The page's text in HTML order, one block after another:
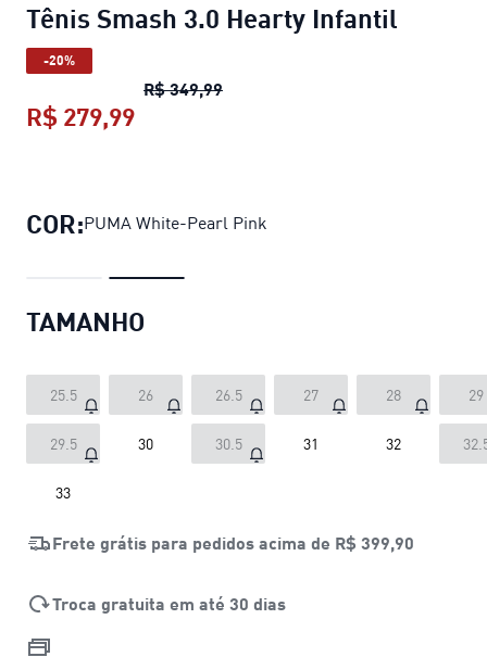
Tênis Smash 3.0 Hearty Infantil
-20%
R$ 349,99Tênis Smash 3.0 Hearty Infantil
R$ 279,99
COR:PUMA White-Pearl Pink
TAMANHO
25.5 26 26.5 27 28 29
29.5 30 30.5 31 32
33
Frete grátis para pedidos acima de R$ 399,90
Troca gratuita em até 30 dias